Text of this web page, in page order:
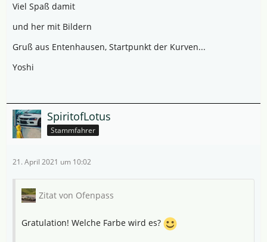
Viel Spaß damit
und her mit Bildern
Gruß aus Entenhausen, Startpunkt der Kurven...
Yoshi
SpiritofLotus
Stammfahrer
21. April 2021 um 10:02
Zitat von Ofenpass
Gratulation! Welche Farbe wird es?